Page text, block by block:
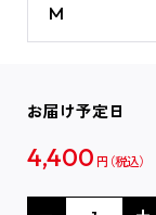
M
お届け予定日
4,400 円